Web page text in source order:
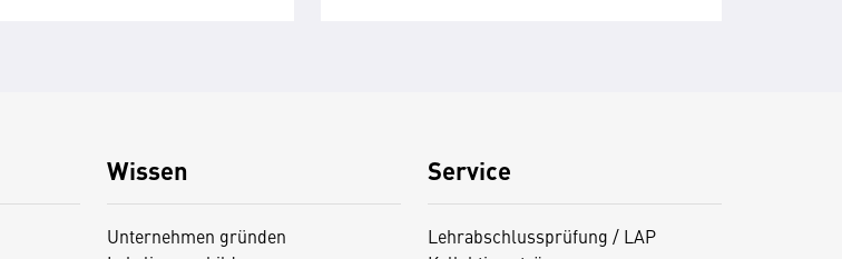
Wissen
Unternehmen gründen
Service
Lehrabschlussprüfung / LAP